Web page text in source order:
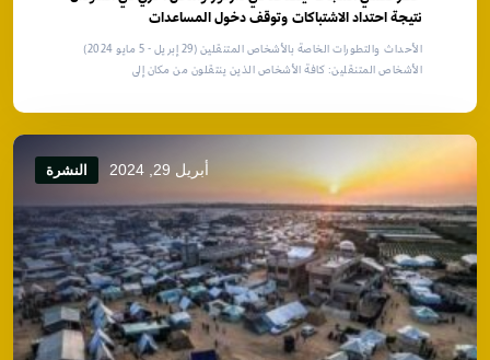
نتيجة احتداد الاشتباكات وتوقف دخول المساعدات
الأحداث والتطورات الخاصة بالأشخاص المتنقلين (29 إبريل - 5 مايو 2024)
الأشخاص المتنقلين: كافة الأشخاص الذين ينتقلون من مكان إلى
أبريل 29, 2024 النشرة